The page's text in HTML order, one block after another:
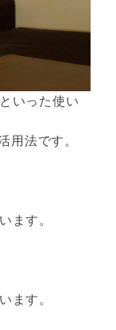
いった使い
用法です。
ます。
ます。